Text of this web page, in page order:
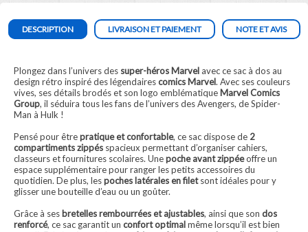
DESCRIPTION LIVRAISON ET PAIEMENT NOTE ET AVIS
Plongez dans l’univers des super-héros Marvel avec ce sac à dos au
design rétro inspiré des légendairescomics Marvel. Avec ses couleurs
vives, ses détails brodés et son logo emblématique Marvel Comics
Group, il séduira tous les fans de l’univers des Avengers, de Spider-
Man à Hulk !
Pensé pour êtrepratique et confortable, ce sac dispose de 2
compartiments zippés spacieux permettant d’organiser cahiers,
classeurs et fournitures scolaires. Unepoche avant zippéeoffre un
espace supplémentaire pour ranger les petits accessoires du
quotidien. De plus, lespoches latérales en filetsont idéales pour y
glisser une bouteille d’eau ou un goûter.
Grâce à ses bretelles rembourrées et ajustables, ainsi que son dos
renforcé, ce sac garantit un confort optimalmême lorsqu’il est bien